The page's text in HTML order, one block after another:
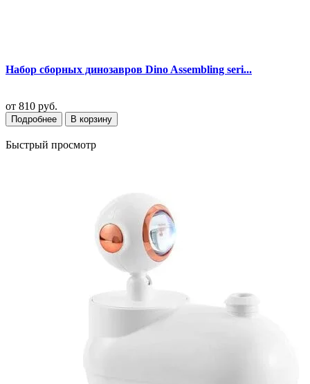
Набор сборных динозавров Dino Assembling seri...
от 810 руб.
Подробнее В корзину
Быстрый просмотр